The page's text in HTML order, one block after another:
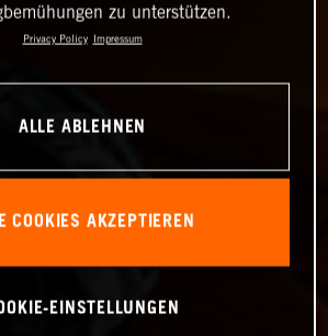
zu unterstützen.
Privacy Policy Impressum
ALLE ABLEHNEN
COOKIES AKZEPTIEREN
EINSTELLUNGEN